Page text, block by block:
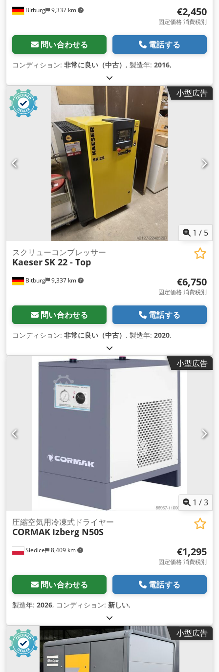
Bitburg 9,337 km €2,450
固定価格 消費税別
問い合わせる 電話する
コンディション: 非常に良い（中古） , 製造年: 2016,
小型広告
1 / 5
Bitburg 9,337 km
スクリューコンプレッサー
KaeserSK 22 - Top
€6,750
固定価格 消費税別
問い合わせる 電話する
コンディション: 非常に良い（中古） , 製造年: 2020,
小型広告
1 /3
Siedlce 8,409 km
圧縮空気用冷凍式ドライヤー
CORMAK Izberg N50S
€1,295
固定価格 消費税別
問い合わせる 電話する
製造年: 2026, コンディション: 新しい,
小型広告